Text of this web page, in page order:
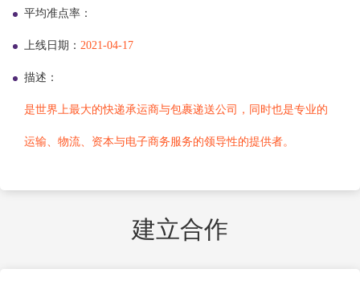
平均准点率：
上线日期： 2021-04-17
描述：
是世界上最大的快递承运商与包裹递送公司，同时也是专业的
运输、物流、资本与电子商务服务的领导性的提供者。
建立合作